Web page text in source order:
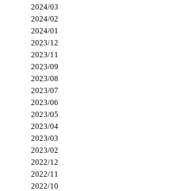
2024/03
2024/02
2024/01
2023/12
2023/11
2023/09
2023/08
2023/07
2023/06
2023/05
2023/04
2023/03
2023/02
2022/12
2022/11
2022/10